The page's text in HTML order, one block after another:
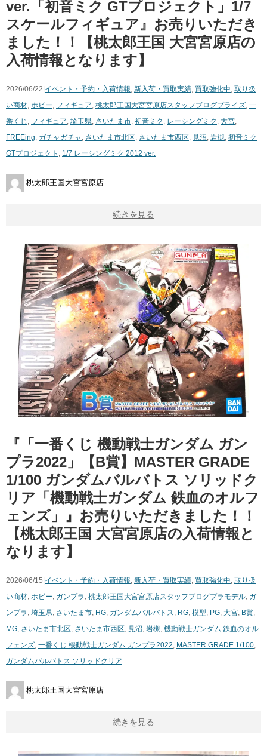
ver.「初音ミク GTプロジェクト」1/7
スケールフィギュア』お売りいただき
ました！！【桃太郎王国 大宮宮原店の
入荷情報となります】
2026/06/22| イベント・予約・入荷情報, 新入荷・買取実績, 買取強化中, 取り扱
い商材, ホビー, フィギュア, 桃太郎王国大宮宮原店スタッフブログプライズ, 一
番くじ , フィギュア, 埼玉県, さいたま市, 初音ミク , レーシングミク , 大宮,
FREEing, ガチャガチャ , さいたま市北区, さいたま市西区, 見沼, 岩槻, 初音ミク
GTプロジェクト , 1/7 レーシングミク 2012 ver.
桃太郎王国大宮宮原店
続きを見る
『「一番くじ 機動戦士ガンダム ガン
プラ2022」【B賞】MASTER GRADE
1/100 ガンダムバルバトス ソリッドク
リア「機動戦士ガンダム 鉄血のオルフ
ェンズ」』お売りいただきました！！
【桃太郎王国 大宮宮原店の入荷情報と
なります】
2026/06/15| イベント・予約・入荷情報, 新入荷・買取実績, 買取強化中, 取り扱
い商材, ホビー, ガンプラ , 桃太郎王国大宮宮原店スタッフブログプラモデル, ガ
ンプラ , 埼玉県, さいたま市, HG, ガンダムバルバトス, RG, 模型, PG, 大宮, B賞,
MG, さいたま市北区, さいたま市西区, 見沼, 岩槻, 機動戦士ガンダム 鉄血のオル
フェンズ, 一番くじ 機動戦士ガンダム ガンプラ2022, MASTER GRADE 1/100,
ガンダムバルバトス ソリッドクリア
桃太郎王国大宮宮原店
続きを見る